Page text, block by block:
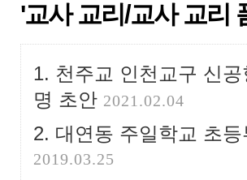
'교사 교리/교사 교리
천주교 인천교구 신
명 초안 2021.02.04
대연동 주일학교 초
2019.03.25